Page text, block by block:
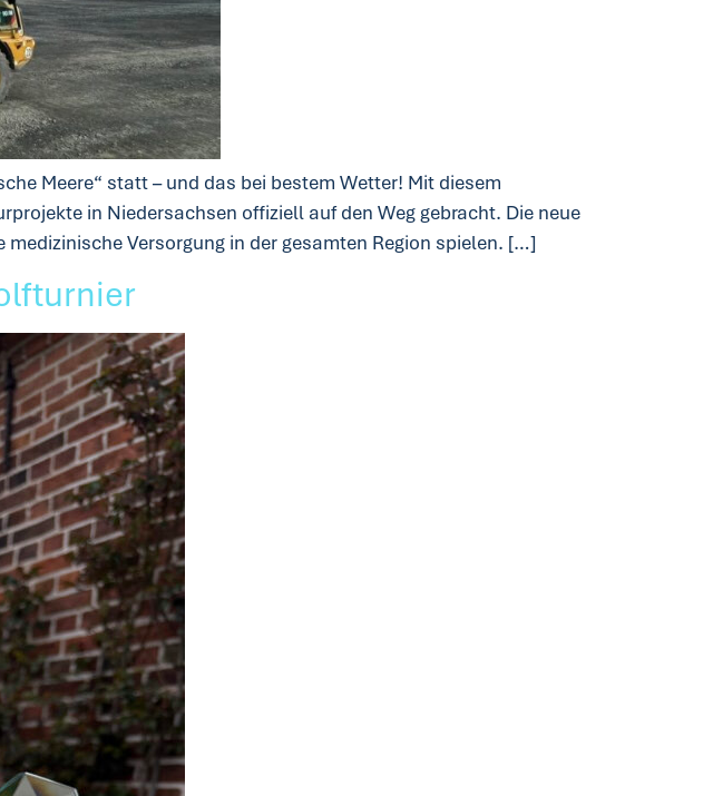
Meere“ statt – und das bei bestem Wetter! Mit diesem
in Niedersachsen offiziell auf den Weg gebracht. Die neue
Versorgung in der gesamten Region spielen. […]